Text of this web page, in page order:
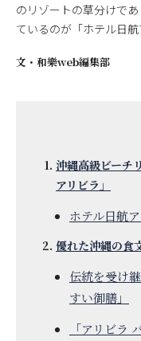
のリゾートの草分けで
ているのが「ホテル日航
文・ 和樂web編集部
沖縄高級ビーチ
アリビラ」
ホテル日航
優れた沖縄の食
伝統を受け
すい御膳」
「アリビラ